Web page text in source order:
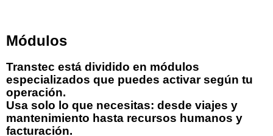
Módulos
Transtec está dividido en módulos
especializados que puedes activar según tu
operación.
Usa solo lo que necesitas: desde viajes y
mantenimiento hasta recursos humanos y
facturación.